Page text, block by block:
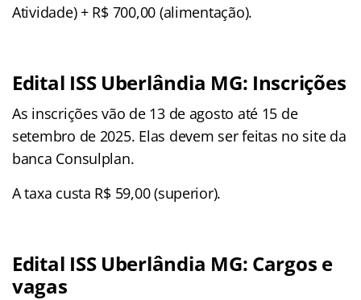
Atividade) + R$ 700,00 (alimentação).
Edital ISS Uberlândia MG: Inscrições
As inscrições vão de 13 de agosto até 15 de
setembro de 2025. Elas devem ser feitas no site da
banca Consulplan.
A taxa custa R$ 59,00 (superior).
Edital ISS Uberlândia MG: Cargos e
vagas